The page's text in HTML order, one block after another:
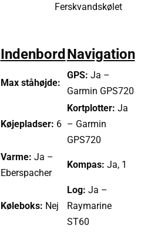
Ferskvandskølet
IndenbordNavigation
Max ståhøjde:
GPS: Ja –
Garmin GPS720
Køjepladser: 6
Kortplotter: Ja
– Garmin
GPS720
Varme: Ja –
Eberspacher
Kompas: Ja, 1
Køleboks: Nej
Log: Ja –
Raymarine
ST60